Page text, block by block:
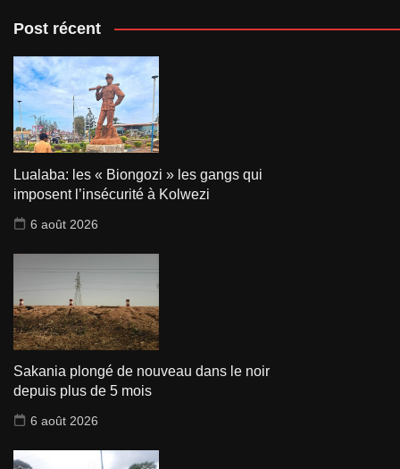
Post récent
Lualaba: les « Biongozi » les gangs qui
imposent l’insécurité à Kolwezi
6 août 2026
Sakania plongé de nouveau dans le noir
depuis plus de 5 mois
6 août 2026